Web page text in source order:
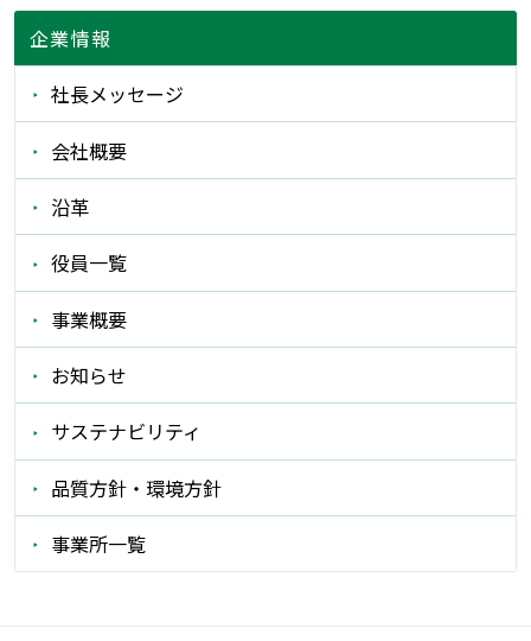
企業情報
社長メッセージ
会社概要
沿革
役員一覧
事業概要
お知らせ
サステナビリティ
品質方針・環境方針
事業所一覧